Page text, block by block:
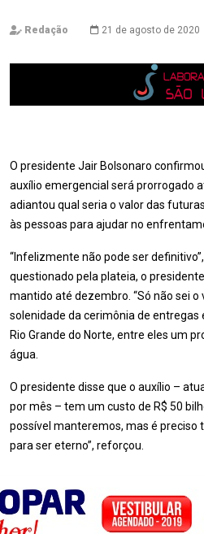
Redação 21 de agosto de 2020
O presidente Jair Bolsonaro
auxílio emergencial será prorrogado
adiantou qual seria o valor das
às pessoas para ajudar no
“Infelizmente não pode ser
questionado pela plateia, o
mantido até dezembro. “Só não sei o
solenidade da cerimônia de entregas
Rio Grande do Norte, entre eles um
água.
O presidente disse que o auxílio –
por mês – tem um custo de R$ 50
possível manteremos, mas é preciso
para ser eterno”, reforçou.